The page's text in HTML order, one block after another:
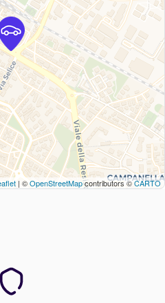
| ©OpenStreetMapcontributors ©CARTO